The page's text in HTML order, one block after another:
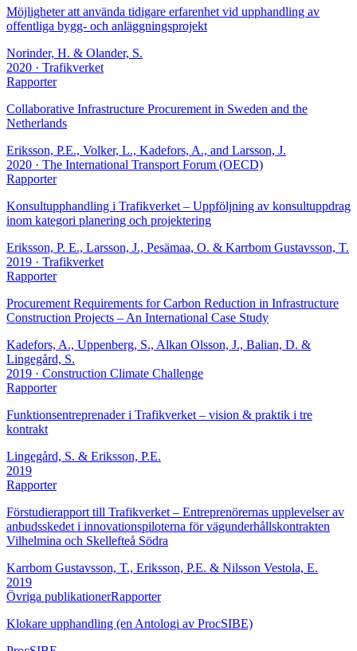
Möjligheter att använda tidigare erfarenhet vid upphandling av
offentliga bygg- och anläggningsprojekt
Norinder, H. & Olander, S.
2020 · Trafikverket
Rapporter
Collaborative Infrastructure Procurement in Sweden and the
Netherlands
Eriksson, P.E., Volker, L., Kadefors, A., and Larsson, J.
2020 · The International Transport Forum (OECD)
Rapporter
Konsultupphandling i Trafikverket – Uppföljning av konsultuppdrag
inom kategori planering och projektering
Eriksson, P. E., Larsson, J., Pesämaa, O. & Karrbom Gustavsson, T.
2019 · Trafikverket
Rapporter
Procurement Requirements for Carbon Reduction in Infrastructure
Construction Projects – An International Case Study
Kadefors, A., Uppenberg, S., Alkan Olsson, J., Balian, D. &
Lingegård, S.
2019 · Construction Climate Challenge
Rapporter
Funktionsentreprenader i Trafikverket – vision & praktik i tre
kontrakt
Lingegård, S. & Eriksson, P.E.
2019
Rapporter
Förstudierapport till Trafikverket – Entreprenörernas upplevelser av
anbudsskedet i innovationspiloterna för vägunderhållskontrakten
Vilhelmina och Skellefteå Södra
Karrbom Gustavsson, T., Eriksson, P.E. & Nilsson Vestola, E.
2019
Övriga publikationerRapporter
Klokare upphandling (en Antologi av ProcSIBE)